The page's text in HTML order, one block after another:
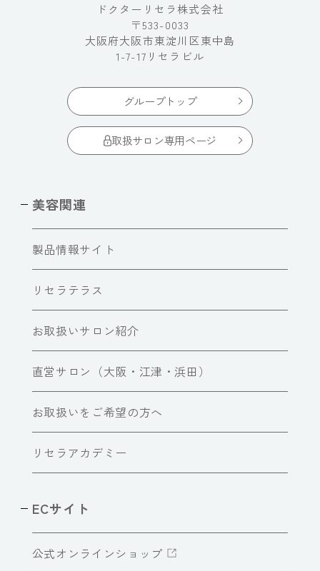
ドクターリセラ株式会社
〒533-0033
大阪府大阪市東淀川区東中島
1-7-17リセラビル
グループトップ
取扱サロン専用ページ
美容関連
製品情報サイト
リセラテラス
お取扱いサロン紹介
直営サロン（大阪・江津・浜田）
お取扱いをご希望の方へ
リセラアカデミー
ECサイト
公式オンラインショップ